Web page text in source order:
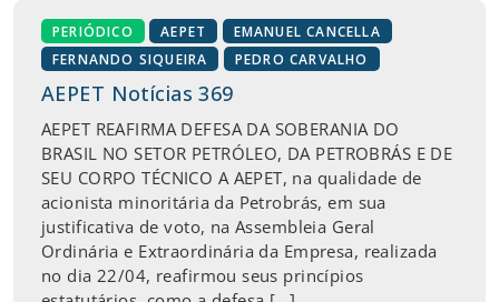
PERIÓDICO AEPET
EMANUEL CANCELLA
FERNANDO SIQUEIRA
PEDRO CARVALHO
AEPET Notícias 369
AEPET REAFIRMA DEFESA DA SOBERANIA DO
BRASIL NO SETOR PETRÓLEO, DA PETROBRÁS E DE
SEU CORPO TÉCNICO A AEPET, na qualidade de
acionista minoritária da Petrobrás, em sua
justificativa de voto, na Assembleia Geral
Ordinária e Extraordinária da Empresa, realizada
no dia 22/04, reafirmou seus princípios